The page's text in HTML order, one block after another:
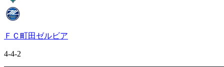
ＦＣ町田ゼルビア
4-4-2